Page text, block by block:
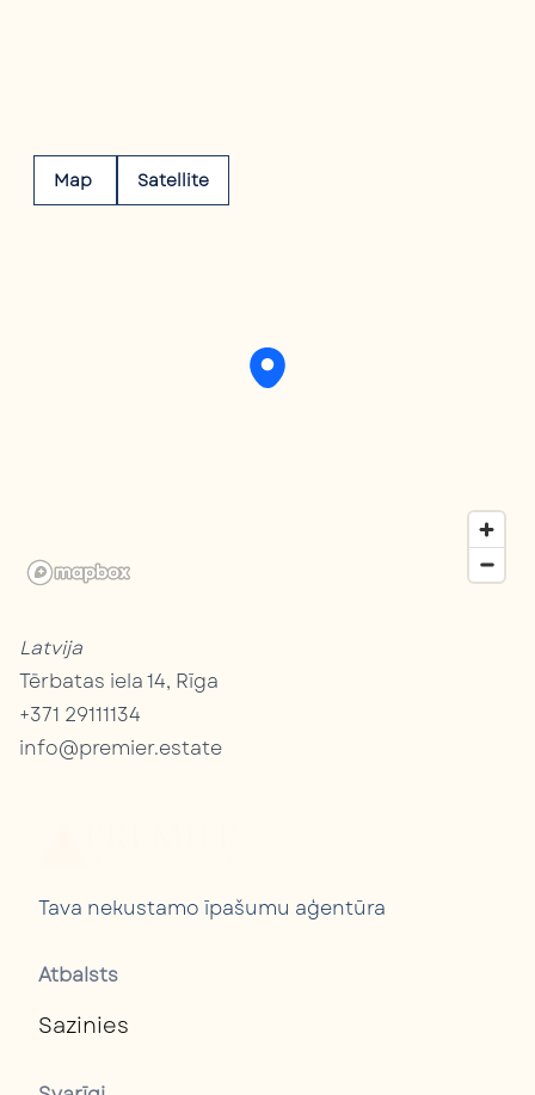
Map Satellite
Latvija
Tērbatas iela 14, Rīga
+371 29111134
info@premier.estate
Tava nekustamo īpašumu aģentūra
Atbalsts
Sazinies